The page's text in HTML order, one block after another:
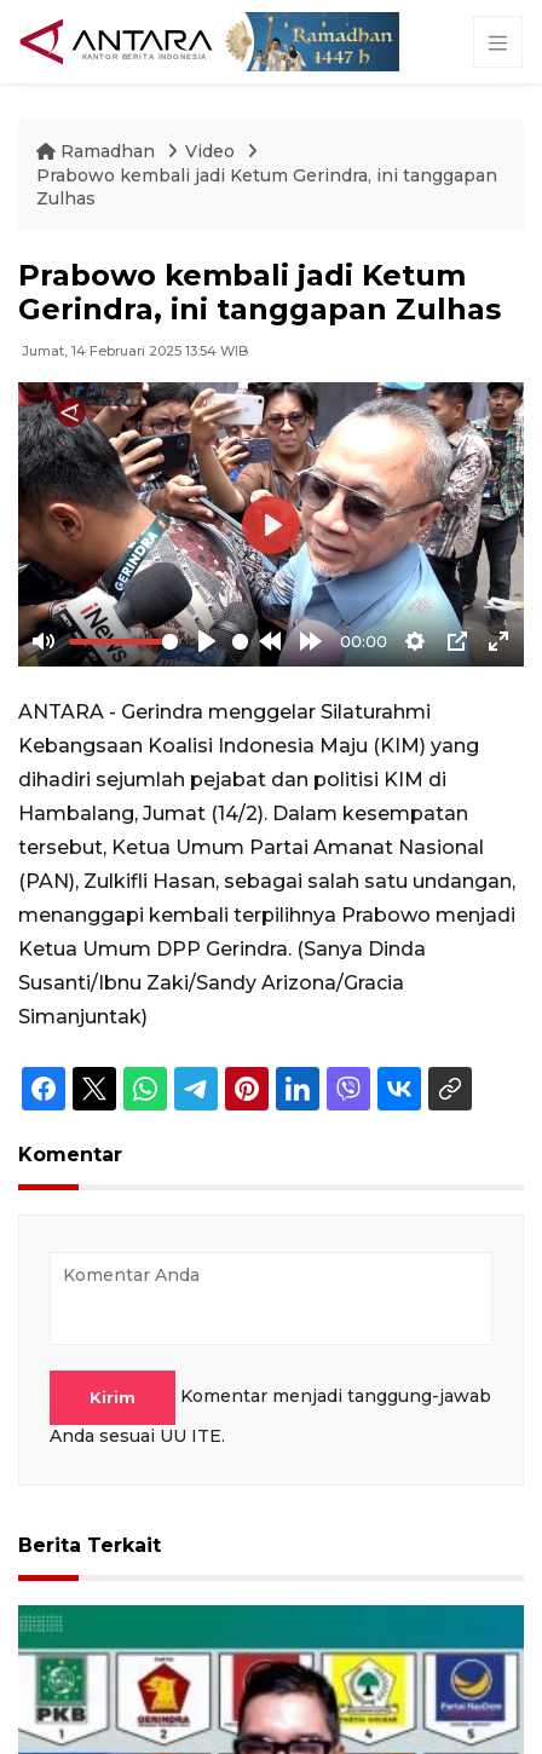
Ramadhan
Video
Prabowo kembali jadi Ketum Gerindra, ini tanggapan
Zulhas
Prabowo kembali jadi Ketum
Gerindra, ini tanggapan Zulhas
Jumat, 14 Februari 2025 13:54 WIB
Mute Play
Rewind
10s
Forward
10s
00:00
Settings
PIP
Play
ANTARA - Gerindra menggelar Silaturahmi
Kebangsaan Koalisi Indonesia Maju (KIM) yang
dihadiri sejumlah pejabat dan politisi KIM di
Hambalang, Jumat (14/2). Dalam kesempatan
tersebut, Ketua Umum Partai Amanat Nasional
(PAN), Zulkifli Hasan, sebagai salah satu undangan,
menanggapi kembali terpilihnya Prabowo menjadi
Ketua Umum DPP Gerindra. (Sanya Dinda
Susanti/Ibnu Zaki/Sandy Arizona/Gracia
Simanjuntak)
Komentar
Kirim
Komentar menjadi tanggung-jawab
Anda sesuai UU ITE.
Berita Terkait